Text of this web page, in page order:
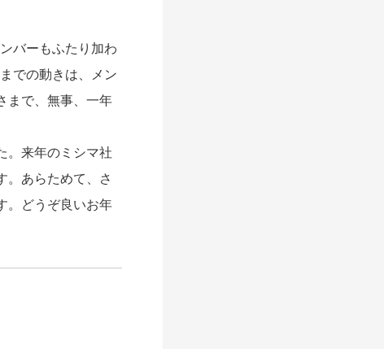
バーもふたり加わ
での動きは、メン
まで、無事、一年
。来年のミシマ社
。あらためて、さ
。どうぞ良いお年